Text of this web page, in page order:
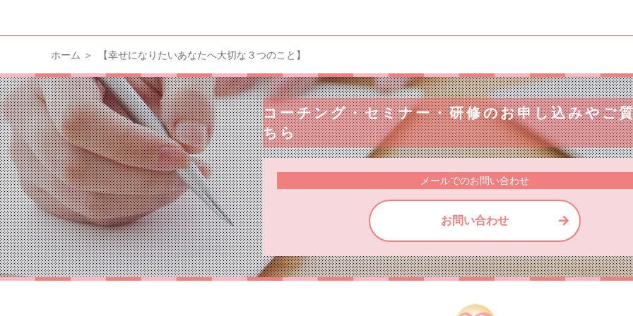
ホーム 【幸せになりたいあなたへ大切な３つのこと】
コーチング・セミナー・研修のお申し込みやご
ちら
メールでのお問い合わせ
お問い合わせ